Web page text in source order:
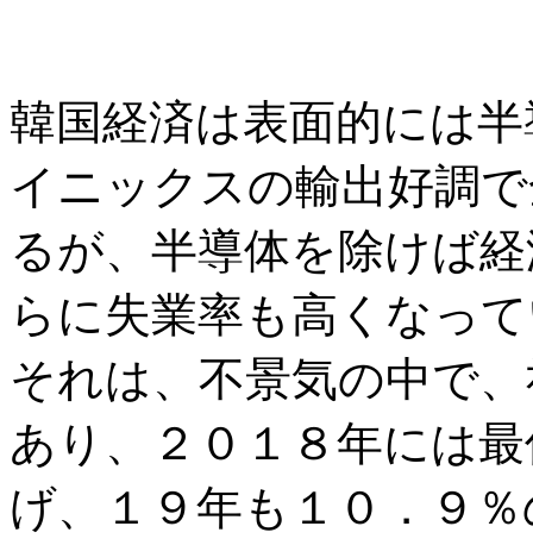
韓国経済は表面的には
イニックスの輸出好調
るが、半導体を除けば
らに失業率も高くなっ
それは、不景気の中で
あり、２０１８年には
げ、１９年も１０．９